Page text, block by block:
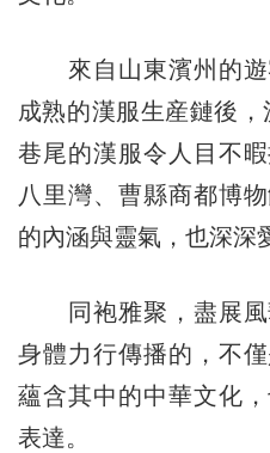
來自山東濱州的遊
成熟的漢服生産鏈後
巷尾的漢服令人目不
八里灣、曹縣商都博
的內涵與靈氣，也深深
同袍雅聚，盡展風
身體力行傳播的，不
蘊含其中的中華文化
表達。